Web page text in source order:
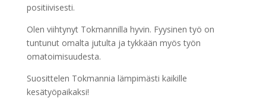
positiivisesti.
Olen viihtynyt Tokmannilla hyvin. Fyysinen työ on
tuntunut omalta jutulta ja tykkään myös työn
omatoimisuudesta.
Suosittelen Tokmannia lämpimästi kaikille
kesätyöpaikaksi!